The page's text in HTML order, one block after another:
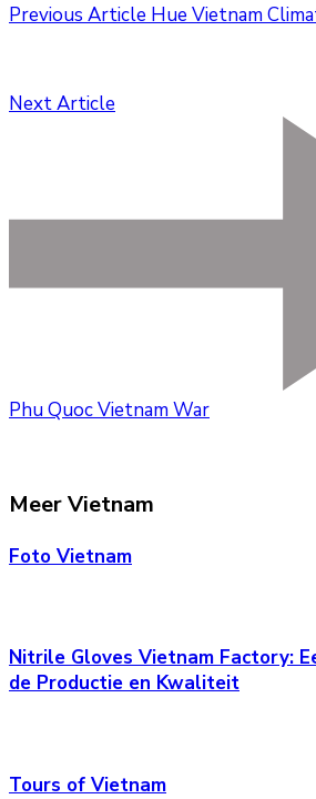
Previous Article Hue Vietnam
Next Article
Phu Quoc Vietnam War
Meer Vietnam
Foto Vietnam
Nitrile Gloves Vietnam Factory:
de Productie en Kwaliteit
Tours of Vietnam